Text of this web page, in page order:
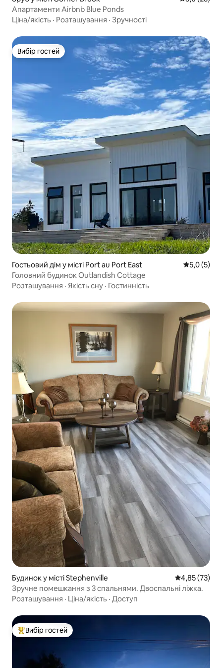
Апартаменти Airbnb Blue Ponds
Ціна/якість · Розташування · Зручності
Вибір гостей
Вибір гостей
Гостьовий дім у місті Port au Port East Середня
5,0 (5)
Головний будинок Outlandish Cottage
Розташування · Якість сну · Гостинність
Будинок у місті Stephenville Середня
4,85 (73)
Зручне помешкання з 3 спальнями. Двоспальні ліжка.
Розташування · Ціна/якість · Доступ
Топ вибір гостей
Вибір гостей